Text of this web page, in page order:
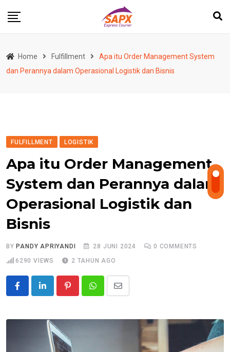
Home Fulfillment
Apa itu Order Management System
dan Perannya dalam Operasional Logistik dan Bisnis
FULFILLMENT LOGISTIK
Apa itu Order Management
System dan Perannya dalam
Operasional Logistik dan
Bisnis
BY PANDY APRIYANDI 28 JUNI 2024 0 COMMENTS
6290 VIEWS 2 TAHUN AGO
PinterestWhatsappShare
Email